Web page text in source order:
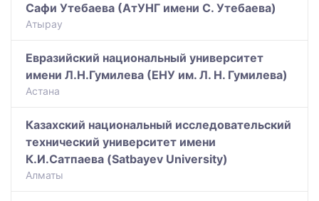
Сафи Утебаева (АтУНГ имени С. Утебаева)
Атырау
Евразийский национальный университет
имени Л.Н.Гумилева (ЕНУ им. Л. Н. Гумилева)
Астана
Казахский национальный исследовательский
технический университет имени
К.И.Сатпаева (Satbayev University)
Алматы